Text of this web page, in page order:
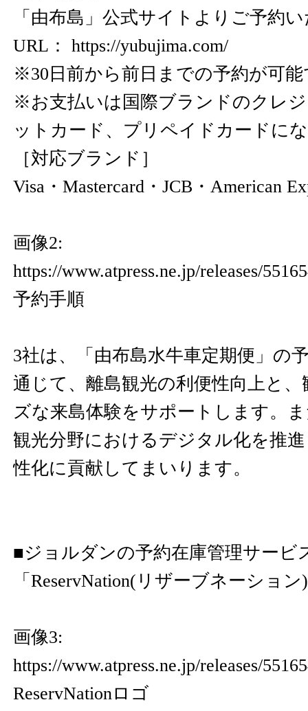
「由布島」公式サイトよりご予約
URL： https://yubujima.com/
※30日前から前日までの予約が可能
※お支払いは国際ブランドのクレ
ットカード、プリペイドカードに
［対応ブランド］
Visa・Mastercard・JCB・American
画像2:
https://www.atpress.ne.jp/releases/
予約手順
3社は、「由布島水牛車定期便」の
通じて、離島観光の利便性向上と
ズな来島体験をサポートします。
観光分野におけるデジタル化を推
性化に貢献してまいります。
■ジョルダンの予約在庫管理サービ
「ReservNation(リザーブネーショ
画像3:
https://www.atpress.ne.jp/releases/
ReservNationロゴ